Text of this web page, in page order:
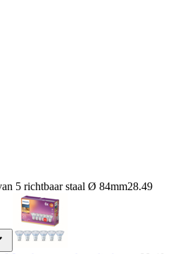
5 richtbaar staal Ø 84mm28.49